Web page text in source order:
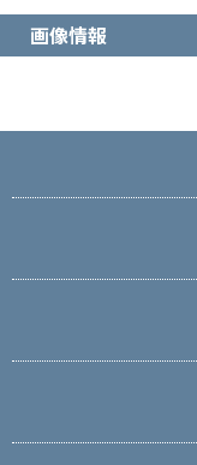
画像情報